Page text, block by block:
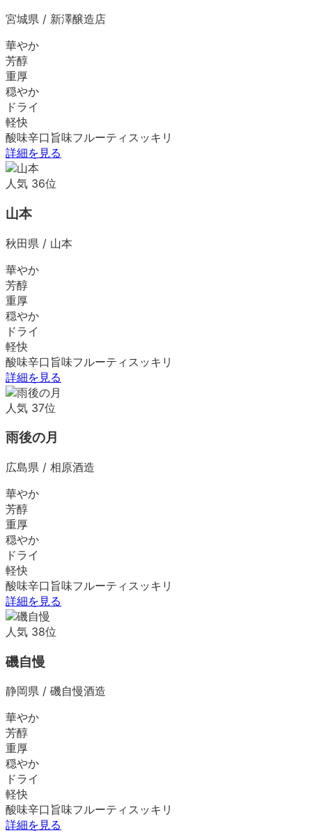
宮城県 / 新澤醸造店
華やか
芳醇
重厚
穏やか
ドライ
軽快
酸味辛口 旨味フルーティ スッキリ
詳細を見る
人気 36位
山本
秋田県 / 山本
華やか
芳醇
重厚
穏やか
ドライ
軽快
酸味辛口 旨味フルーティ スッキリ
詳細を見る
人気 37位
雨後の月
広島県 / 相原酒造
華やか
芳醇
重厚
穏やか
ドライ
軽快
酸味辛口 旨味フルーティ スッキリ
詳細を見る
人気 38位
磯自慢
静岡県 / 磯自慢酒造
華やか
芳醇
重厚
穏やか
ドライ
軽快
酸味辛口 旨味フルーティ スッキリ
詳細を見る